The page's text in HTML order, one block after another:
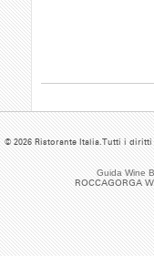
Guida Wine
ROCCAGORGA
© 2026 Ristorante Italia.Tutti i